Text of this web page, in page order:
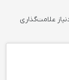
علامت‌گذاری